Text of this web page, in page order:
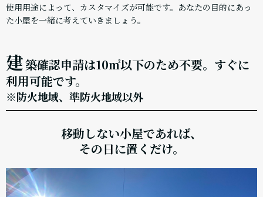
使用用途によって、カスタマイズが可能です。あなたの目的にあっ
た小屋を一緒に考えていきましょう。
建築確認申請は10㎡以下のため不要。すぐに
利用可能です。
※防火地域、準防火地域以外
移動しない小屋であれば、
その日に置くだけ。